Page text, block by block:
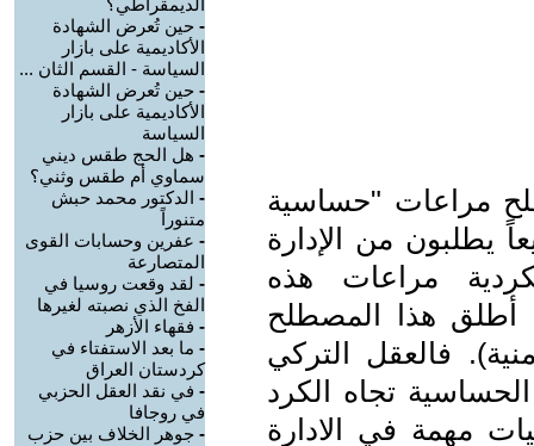
مراعات "حساسية
يطلبون من الإدارة
مراعات هذه
أطلق هذا المصطلح
فالعقل التركي
تجاه الكرد
مهمة في الادارة
الديمقراطي؟
- حين تُعرض الشهادة
الأكاديمية على بازار
السياسة - القسم الثان ...
- حين تُعرض الشهادة
الأكاديمية على بازار
السياسة
- هل الحج طقس ديني
سماوي أم طقس وثني؟
- الدكتور محمد حبش
متنوراً
- عفرين وحسابات القوى
المتصارعة
- لقد وقعت روسيا في
الفخ الذي نصبته لغيرها
- فقهاء الأزهر
- ما بعد الاستفتاء في
كردستان العراق
- في نقد العقل الحزبي
في روجافا
- جوهر الخلاف بين حزب